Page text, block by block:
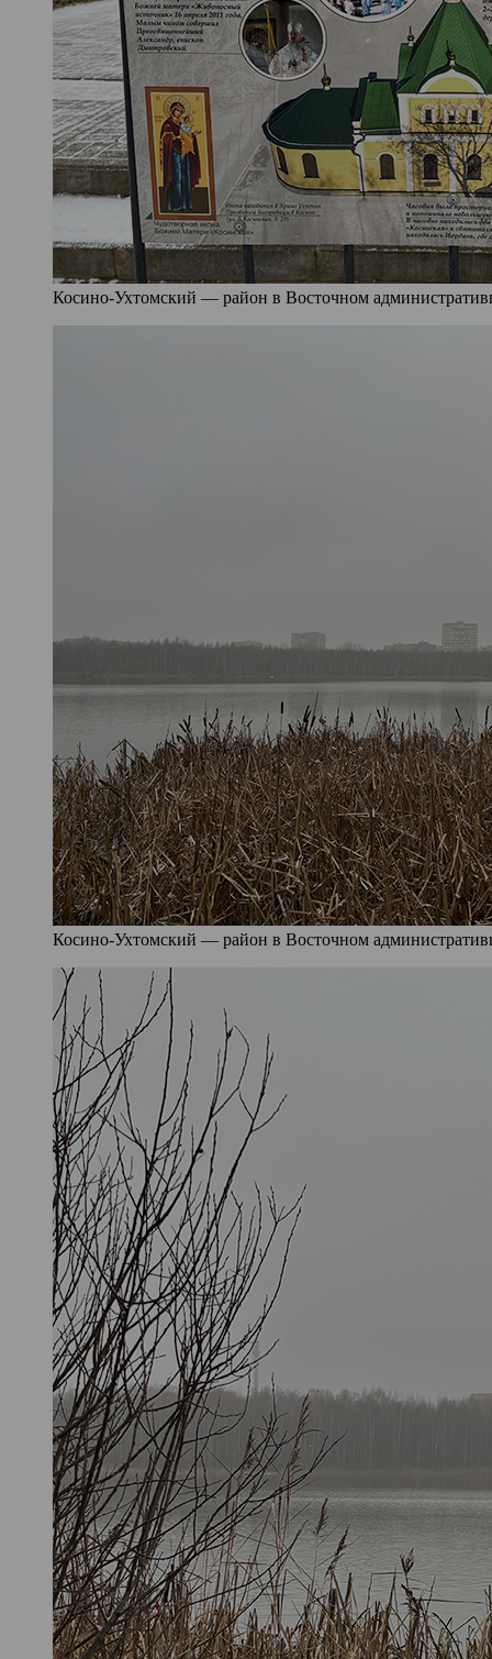
Косино-Ухтомский — район в Восточном
Косино-Ухтомский — район в Восточном